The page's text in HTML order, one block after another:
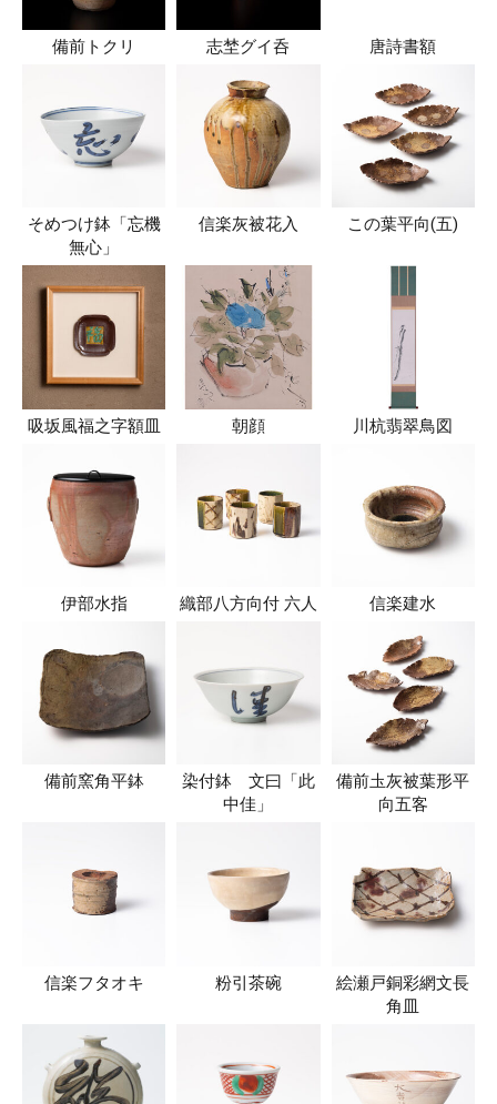
備前トクリ 志埜グイ呑 唐詩書額
そめつけ鉢「忘機
無心」
信楽灰被花入 この葉平向(五)
吸坂風福之字額皿 朝顔 川杭翡翠鳥図
伊部水指 織部八方向付 六人 信楽建水
備前窯角平鉢
染付鉢 文曰「此
中佳」
備前圡灰被葉形平
向五客
信楽フタオキ 粉引茶碗
絵瀬戸銅彩網文長
角皿